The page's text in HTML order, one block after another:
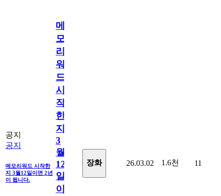
공지
공지
메모리워드 시작한
지 3월12일이면 2년
이 됩니다.
메
모
리
워
드
시
작
한
지
3
월
12
일
이
장화 26.03.02 1.6천 11